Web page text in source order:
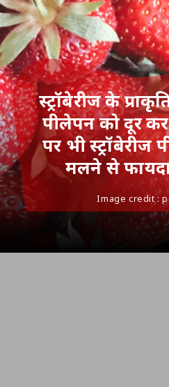
Image credit :
स्ट्रॉबेरीज के
पीलेपन को दूर
पर भी स्ट्रॉबेरीज
मलने से